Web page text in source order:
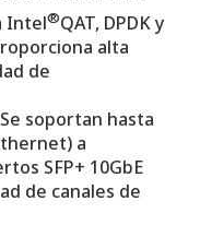
Intel®QAT, DPDK y
alta
de
soportan hasta
a
SFP+ 10GbE
de canales de